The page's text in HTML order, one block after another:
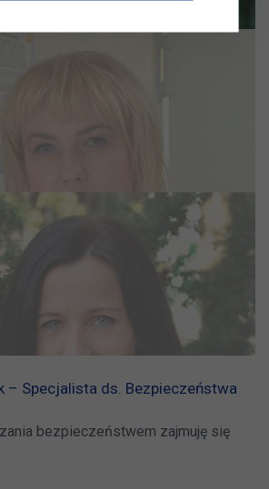
– Specjalista ds. Bezpieczeństwa
bezpieczeństwem zajmuję się